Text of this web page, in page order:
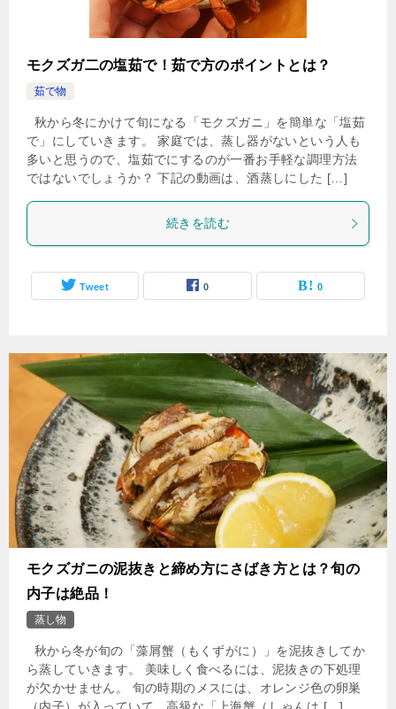
モクズガ二の塩茹で！茹で方のポイントとは？
茹で物
秋から冬にかけて旬になる「モクズガニ」を簡単な「塩茹
で」にしていきます。 家庭では、蒸し器がないという人も
多いと思うので、塩茹でにするのが一番お手軽な調理方法
ではないでしょうか？ 下記の動画は、酒蒸しにした […]
続きを読む
Tweet 0 0
モクズガニの泥抜きと締め方にさばき方とは？旬の
内子は絶品！
蒸し物
秋から冬が旬の「藻屑蟹（もくずがに）」を泥抜きしてか
ら蒸していきます。 美味しく食べるには、泥抜きの下処理
が欠かせません。 旬の時期のメスには、オレンジ色の卵巣